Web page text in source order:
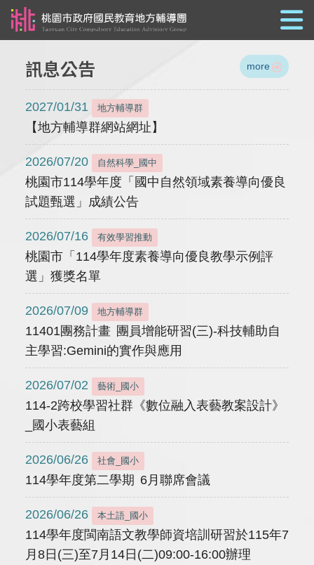
訊息公告 more
2027/01/31 地方輔導群
【地方輔導群網站網址】
2026/07/20 自然科學_國中
桃園市114學年度「國中自然領域素養導向優良
試題甄選」成績公告
2026/07/16 有效學習推動
桃園市「114學年度素養導向優良教學示例評
選」獲獎名單
2026/07/09 地方輔導群
11401團務計畫 團員增能研習(三)-科技輔助自
主學習:Gemini的實作與應用
2026/07/02 藝術_國小
114-2跨校學習社群《數位融入表藝教案設計》
_國小表藝組
2026/06/26 社會_國小
114學年度第二學期 6月聯席會議
2026/06/26 本土語_國小
114學年度閩南語文教學師資培訓研習於115年7
月8日(三)至7月14日(二)09:00-16:00辦理